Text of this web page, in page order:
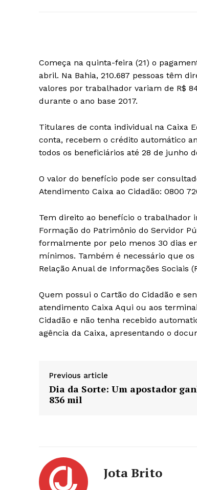
Começa na quinta-feira (21) o
abril. Na Bahia, 210.687 pessoas têm
valores por trabalhador variam de R$
durante o ano base 2017.
Titulares de conta individual na Caixa
conta, recebem o crédito automático
todos os beneficiários até 28 de junho
O valor do benefício pode ser
Atendimento Caixa ao Cidadão: 0800
Tem direito ao benefício o trabalhador
Formação do Patrimônio do Servidor
formalmente por pelo menos 30 dias
mínimos. Também é necessário que
Relação Anual de Informações Sociais
Quem possui o Cartão do Cidadão e
atendimento Caixa Aqui ou aos
Cidadão e não tenha recebido
agência da Caixa, apresentando o
Previous article
Dia da Sorte: Um apostador
836 mil
Jota Brito